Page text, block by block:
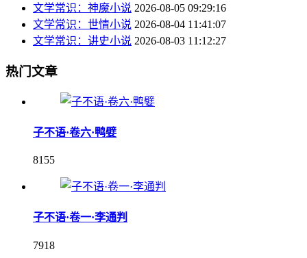
文学常识：神魔小说 2026-08-05 09:29:16
文学常识：世情小说 2026-08-04 11:41:07
文学常识：讲史小说 2026-08-03 11:12:27
热门文章
子不语·卷六·鸭嬖
8155
子不语·卷一·李通判
7918